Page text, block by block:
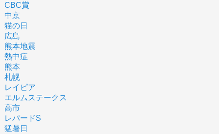
CBC賞
中京
猫の日
広島
熊本地震
熱中症
熊本
札幌
レイピア
エルムステークス
高市
レパードS
猛暑日